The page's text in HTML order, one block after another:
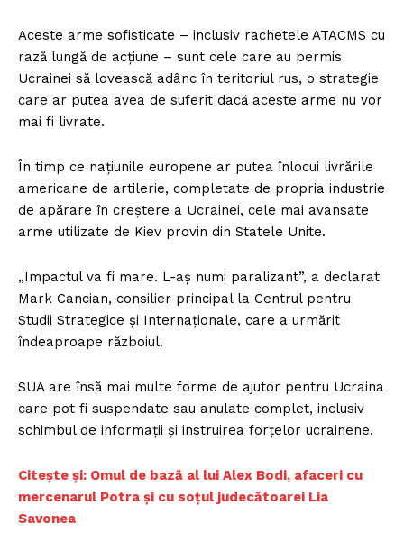
Aceste arme sofisticate – inclusiv rachetele ATACMS cu
rază lungă de acțiune – sunt cele care au permis
Ucrainei să lovească adânc în teritoriul rus, o strategie
care ar putea avea de suferit dacă aceste arme nu vor
mai fi livrate.
În timp ce națiunile europene ar putea înlocui livrările
americane de artilerie, completate de propria industrie
de apărare în creștere a Ucrainei, cele mai avansate
arme utilizate de Kiev provin din Statele Unite.
„Impactul va fi mare. L-aș numi paralizant”, a declarat
Mark Cancian, consilier principal la Centrul pentru
Studii Strategice și Internaționale, care a urmărit
îndeaproape războiul.
SUA are însă mai multe forme de ajutor pentru Ucraina
care pot fi suspendate sau anulate complet, inclusiv
schimbul de informații și instruirea forțelor ucrainene.
Citește și: Omul de bază al lui Alex Bodi, afaceri cu
mercenarul Potra și cu soțul judecătoarei Lia
Savonea